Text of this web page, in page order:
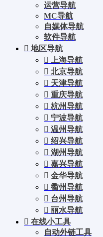
运营导航
MC导航
自媒体导航
软件导航
地区导航
上海导航
北京导航
天津导航
重庆导航
杭州导航
宁波导航
温州导航
绍兴导航
湖州导航
嘉兴导航
金华导航
衢州导航
台州导航
丽水导航
在线小工具
自动外链工具